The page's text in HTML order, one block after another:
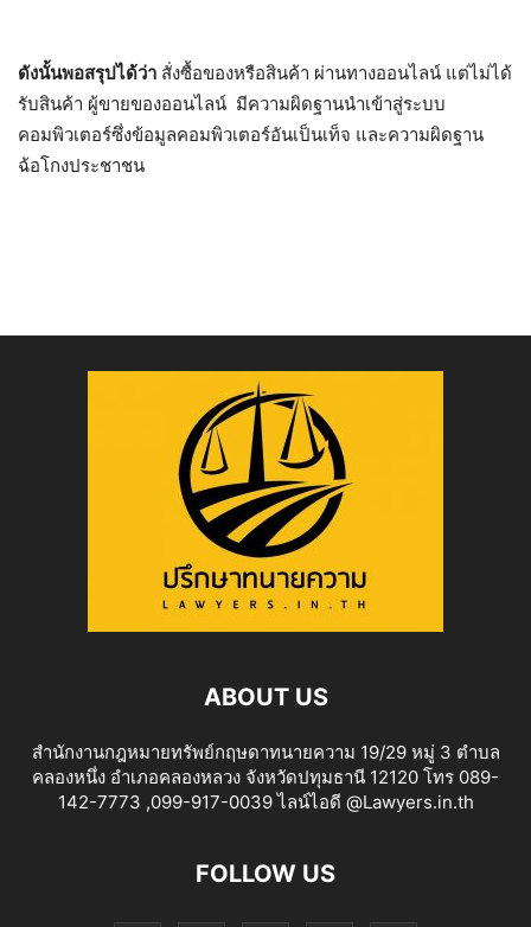
ดังนั้นพอสรุปได้ว่า สั่งซื้อของหรือสินค้า ผ่านทางออนไลน์ แต่ไม่ได้
รับสินค้า ผู้ขายของออนไลน์ มีความผิดฐานนำเข้าสู่ระบบ
คอมพิวเตอร์ซึ่งข้อมูลคอมพิวเตอร์อันเป็นเท็จ และความผิดฐาน
ฉ้อโกงประชาชน
ABOUT US
สำนักงานกฎหมายทรัพย์กฤษดาทนายความ 19/29 หมู่ 3 ตำบล
คลองหนึ่ง อำเภอคลองหลวง จังหวัดปทุมธานี 12120 โทร 089-
142-7773 ,099-917-0039 ไลน์ไอดี @Lawyers.in.th
FOLLOW US